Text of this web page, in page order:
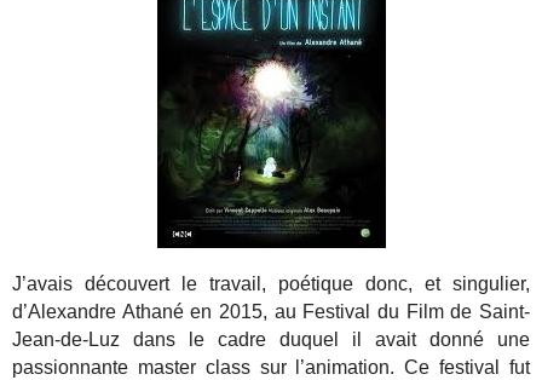
J’avais découvert le travail, poétique donc, et singulier,
d’Alexandre Athané en 2015, au Festival du Film de Saint-
Jean-de-Luz dans le cadre duquel il avait donné une
passionnante master class sur l’animation. Ce festival fut